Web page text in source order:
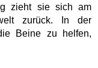
zieht sie sich am
zurück. In der
Beine zu helfen,